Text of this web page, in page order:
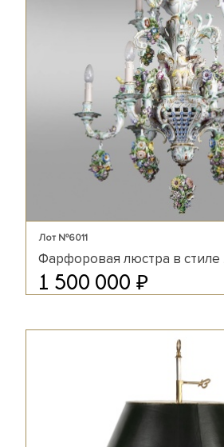
Лот №6011
Фарфоровая люстра в
1 500 000 ₽